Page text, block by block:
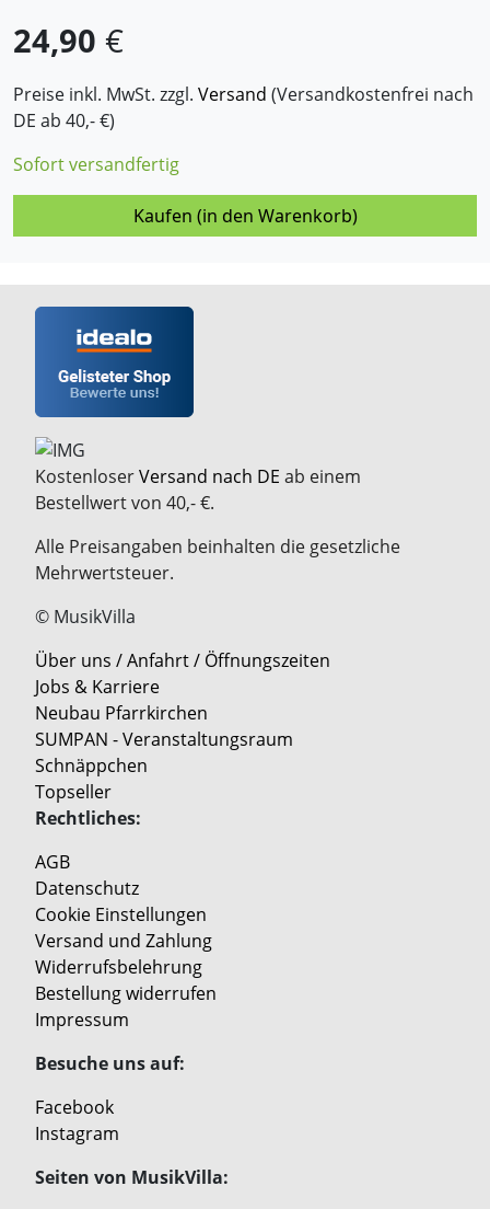
24,90 €
Preise inkl. MwSt. zzgl. Versand (Versandkostenfrei nach
DE ab 40,- €)
Sofort versandfertig
Kaufen (in den Warenkorb)
KostenloserVersand nach DE ab einem
Bestellwert von 40,- €.
Alle Preisangaben beinhalten die gesetzliche
Mehrwertsteuer.
© MusikVilla
Über uns / Anfahrt / Öffnungszeiten
Jobs & Karriere
Neubau Pfarrkirchen
SUMPAN - Veranstaltungsraum
Schnäppchen
Topseller
Rechtliches:
AGB
Datenschutz
Cookie Einstellungen
Versand und Zahlung
Widerrufsbelehrung
Bestellung widerrufen
Impressum
Besuche uns auf:
Facebook
Instagram
Seiten von MusikVilla: